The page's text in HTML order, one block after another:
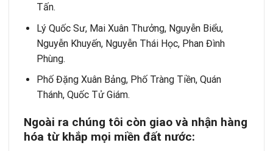
Tấn.
Lý Quốc Sư, Mai Xuân Thưởng, Nguyễn Biểu,
Nguyễn Khuyến, Nguyễn Thái Học, Phan Đình
Phùng.
Phố Đặng Xuân Bảng, Phố Tràng Tiền, Quán
Thánh, Quốc Tử Giám.
Ngoài ra chúng tôi còn giao và nhận hàng
hóa từkhắp mọi miền đất nước: